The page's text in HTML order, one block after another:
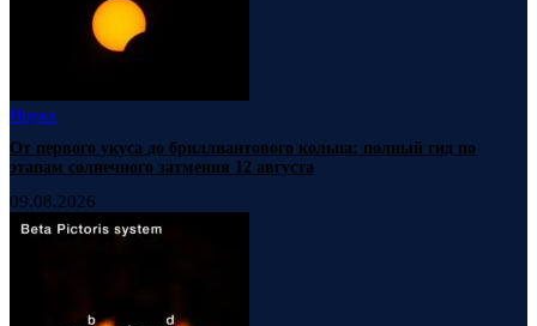
Наука
От первого укуса до бриллиантового кольца: полный гид по
этапам солнечного затмения 12 августа
09.08.2026